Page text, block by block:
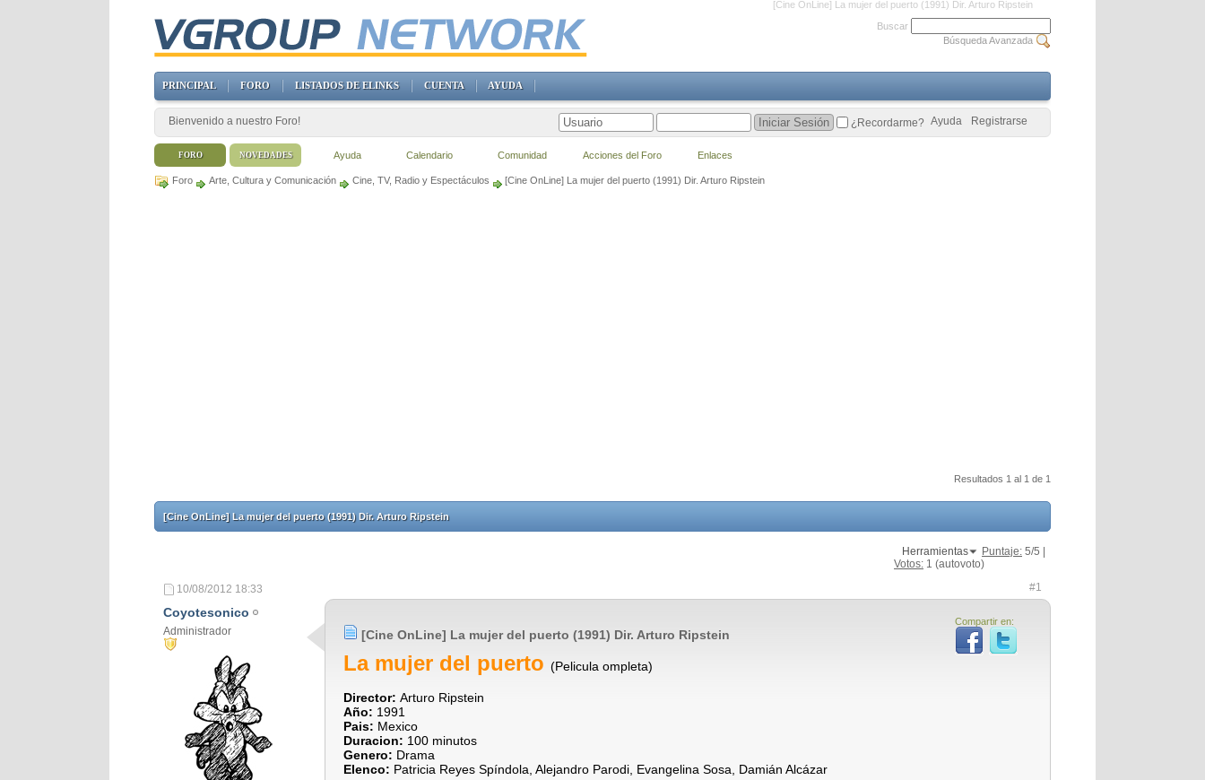
[Cine OnLine] La mujer del puerto (1991) Dir. Arturo Ripstein
Foro Arte, Cultura y Comunicación Cine, TV, Radio y Espectáculos [Cine OnLine] La mujer del puerto (1991) Dir. Arturo Ripstein
Resultados 1 al 1 de 1
[Cine OnLine] La mujer del puerto (1991) Dir. Arturo Ripstein
Herramientas Puntaje: 5/5 |
Votos: 1 (autovoto)
10/08/2012 18:33 #1
Coyotesonico
Administrador
Compartir en:
[Cine OnLine] La mujer del puerto (1991) Dir. Arturo Ripstein
La mujer del puerto (Pelicula ompleta)
Director: Arturo Ripstein
Año: 1991
Pais: Mexico
Duracion: 100 minutos
Genero: Drama
Elenco: Patricia Reyes Spíndola, Alejandro Parodi, Evangelina Sosa, Damián Alcázar
Buscar
Búsqueda Avanzada
PRINCIPAL FORO LISTADOS DE ELINKS CUENTA AYUDA
Bienvenido a nuestro Foro! Registrarse
Ayuda
¿Recordarme?
FORO Ayuda Calendario Comunidad Acciones del Foro Enlaces
NOVEDADES